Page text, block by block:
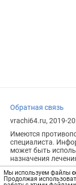
Мы используем файлы
Продолжая
Обратная связь
vrachi64.ru, 2019-
Имеются
специалиста.
может быть
назначения
Возрастное